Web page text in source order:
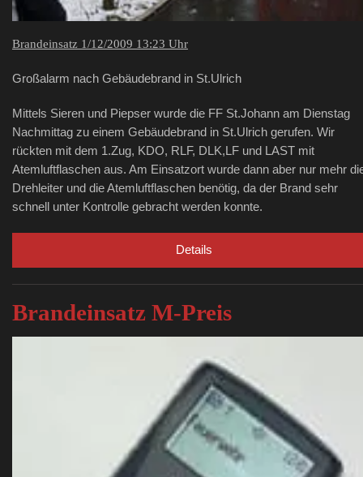
Brandeinsatz 1/12/2009 13:23 Uhr
Großalarm nach Gebäudebrand in St.Ulrich
Mittels Sieren und Piepser wurde die FF St.Johann am Dienstag
Nachmittag zu einem Gebäudebrand in St.Ulrich gerufen. Wir
rückten mit dem 1.Zug, KDO, RLF, DLK,LF und LAST mit
Atemluftflaschen aus. Am Einsatzort wurde dann aber nur mehr
Drehleiter und die Atemluftflaschen benötig, da der Brand sehr
schnell unter Kontrolle gebracht werden konnte.
Details
Brandeinsatz M-Preis